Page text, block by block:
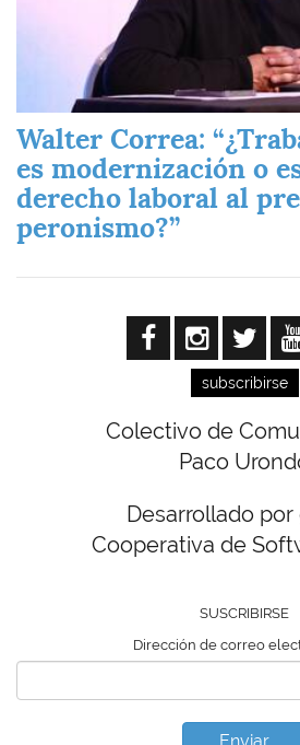
Walter Correa:
es modernización o
derecho laboral al
peronismo?”
subscribirse
Colectivo de
Paco
Desarrollado
Cooperativa de
SUSCRIBIRSE
Dirección de correo